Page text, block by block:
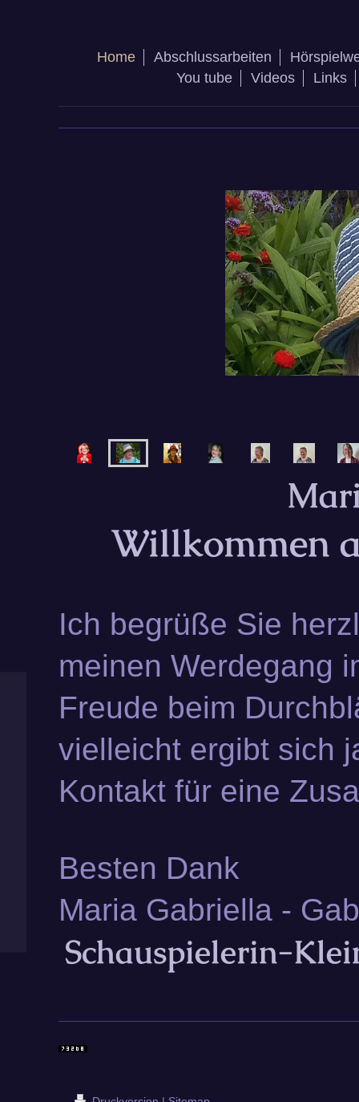
Home Abschlussarbeiten
You tube
Videos Links
Willkommen
Ich begrüße Sie
meinen Werdegang
Freude beim
vielleicht ergibt sich
Kontakt für eine
Besten Dank
Maria Gabriella -